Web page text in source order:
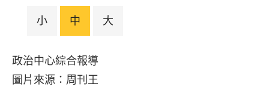
小 中 大
政治中心綜合報導
圖片來源：周刊王